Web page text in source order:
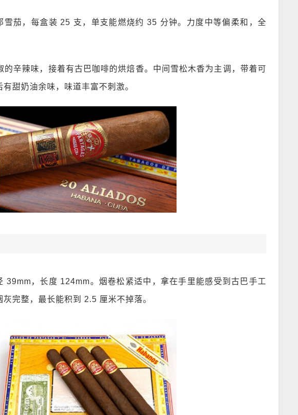
雪茄，每盒装 25 支，单支能燃烧约 35 分钟。力度中等偏柔和，全
的辛辣味，接着有古巴咖啡的烘焙香。中间雪松木香为主调，带着可
甜奶油余味，味道丰富不刺激。
39mm，长度 124mm。烟卷松紧适中，拿在手里能感受到古巴手工
完整，最长能积到 2.5 厘米不掉落。